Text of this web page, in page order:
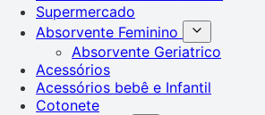
Supermercado
Absorvente Feminino
Absorvente Geriatrico
Acessórios
Acessórios bebê e Infantil
Cotonete